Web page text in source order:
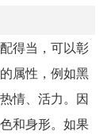
得当，可以彰
属性，例如黑
情、活力。因
和身形。如果